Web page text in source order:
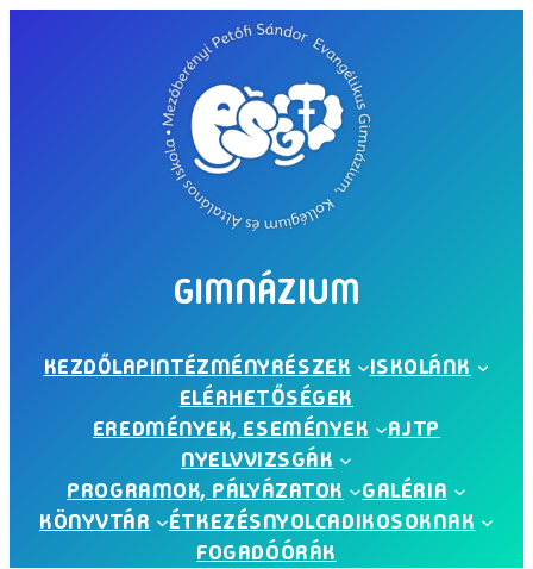
GIMNÁZIUM
KEZDŐLAPINTÉZMÉNYRÉSZEK
ISKOLÁNK
ELÉRHETŐSÉGEK
EREDMÉNYEK, ESEMÉNYEK
AJTP
NYELVVIZSGÁK
PROGRAMOK, PÁLYÁZATOK
GALÉRIA
KÖNYVTÁR
ÉTKEZÉSNYOLCADIKOSOKNAK
FOGADÓÓRÁK